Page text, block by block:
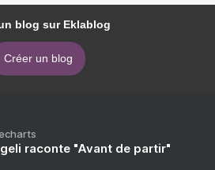
blog sur Eklablog
Créer un blog
raconte "Avant de partir"